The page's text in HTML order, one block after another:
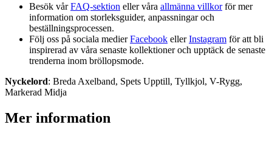
Besök vårFAQ-sektion eller våra allmänna villkorför mer
information om storleksguider, anpassningar och
beställningsprocessen.
Följ oss på sociala medierFacebook ellerInstagram för att bli
inspirerad av våra senaste kollektioner och upptäck de senaste
trenderna inom bröllopsmode.
Nyckelord: Breda Axelband, Spets Upptill, Tyllkjol, V-Rygg,
Markerad Midja
Mer information